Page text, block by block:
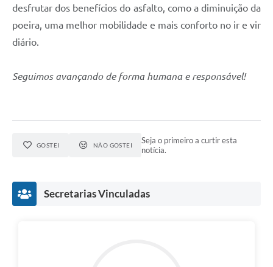
desfrutar dos benefícios do asfalto, como a diminuição da
poeira, uma melhor mobilidade e mais conforto no ir e vir
diário.
Seguimos avançando de forma humana e responsável!
GOSTEI NÃO GOSTEI
Seja o primeiro a curtir esta
notícia.
Secretarias Vinculadas